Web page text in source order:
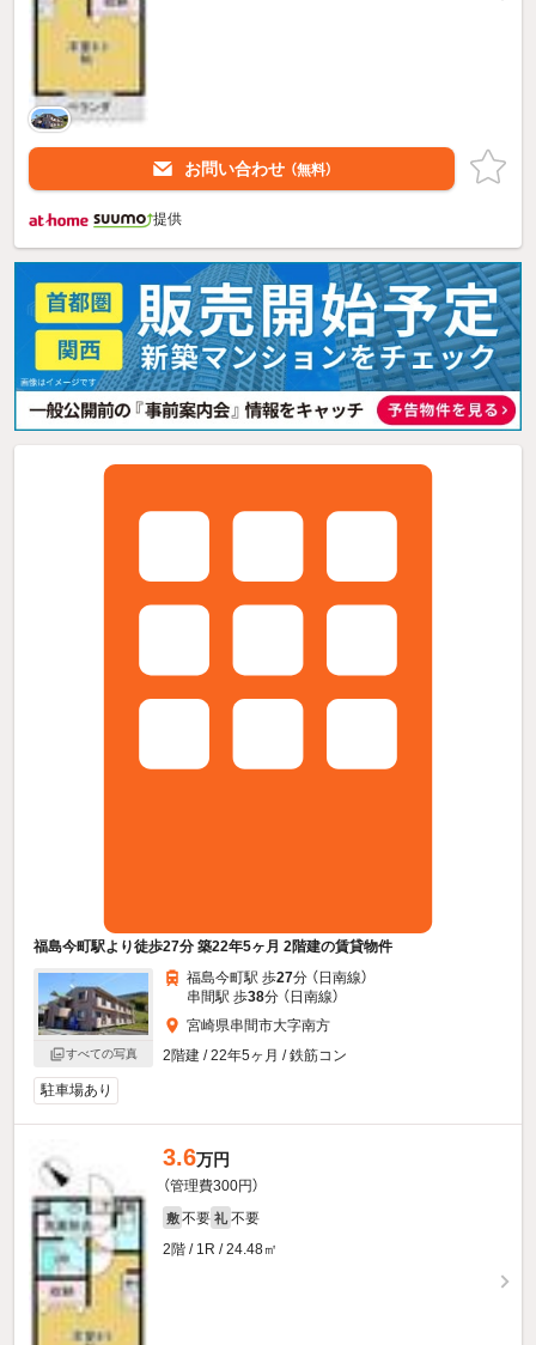
お問い合わせ （無料）
提供
福島今町駅より徒歩27分 築22年5ヶ月 2階建の賃貸物件
すべての写真
福島今町駅 歩27分 （日南線）
串間駅 歩38分 （日南線）
宮崎県串間市大字南方
2階建 / 22年5ヶ月 / 鉄筋コン
駐車場あり
3.6万円
（管理費300円）
敷 不要 礼 不要
2階 / 1R / 24.48㎡